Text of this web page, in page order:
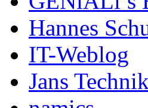
Hannes
IT-Weblog
Jans